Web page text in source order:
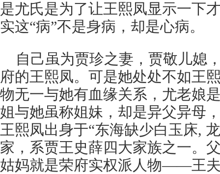
是尤氏是为了让王熙凤显示一下
实这“病”不是身病，却是心病。
自己虽为贾珍之妻，贾敬儿媳
府的王熙凤。可是她处处不如王
物无一与她有血缘关系，尤老娘
姐与她虽称姐妹，却是异父异母
王熙凤出身于“东海缺少白玉床,
家，系贾王史薛四大家族之一。
姑妈就是荣府实权派人物——王